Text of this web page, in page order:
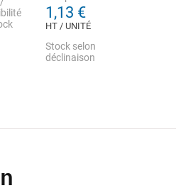
1,13 €
HT / UNITÉ
Stock selon
déclinaison